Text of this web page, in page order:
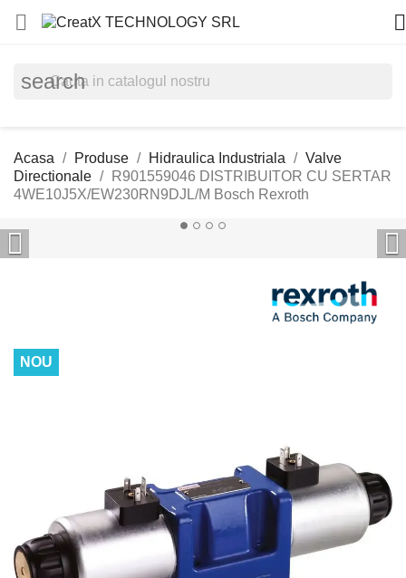
 
search
Acasa Produse Hidraulica Industriala
Valve
Directionale
R901559046 DISTRIBUITOR CU SERTAR
4WE10J5X/EW230RN9DJL/M Bosch Rexroth
 
NOU